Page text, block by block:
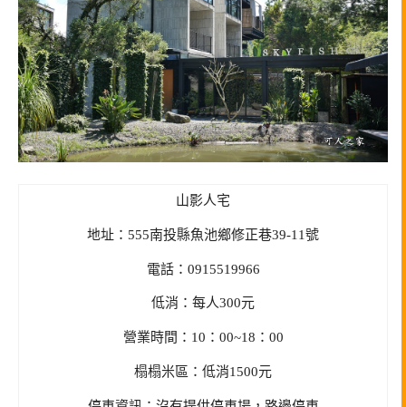
山影人宅
地址：555南投縣魚池鄉修正巷39-11號
電話：0915519966
低消：每人300元
營業時間：10：00~18：00
榻榻米區：低消1500元